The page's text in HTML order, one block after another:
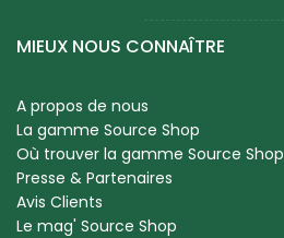
MIEUX NOUS CONNAÎTRE
A propos de nous
La gamme Source Shop
Où trouver la gamme Source Shop
Presse & Partenaires
Avis Clients
Le mag' Source Shop